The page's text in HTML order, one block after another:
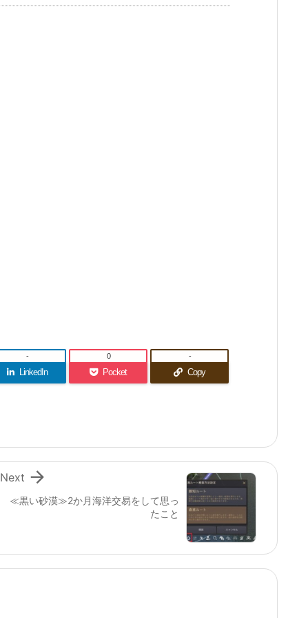
LinkedIn
-
Pocket
0
Copy
-
≪黒い砂漠≫2か月海洋交易をして思っ
たこと

Next